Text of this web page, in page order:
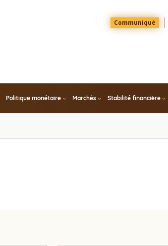
Menu
Top
Communiqué
Politique monétaire Marchés Stabilité financière